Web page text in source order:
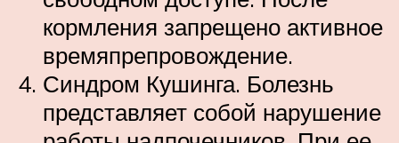
кормления запрещено активное
времяпрепровождение.
Синдром Кушинга. Болезнь
представляет собой нарушение